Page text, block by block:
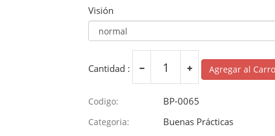
Visión
Cantidad : Agregar al Carro
Codigo: BP-0065
Categoria: Buenas Prácticas